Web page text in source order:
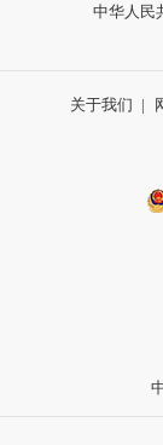
中华人民
关于我们 |